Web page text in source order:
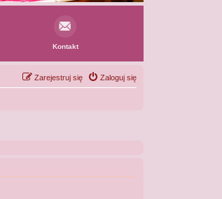
Kontakt
Zaloguj się
Zarejestruj się